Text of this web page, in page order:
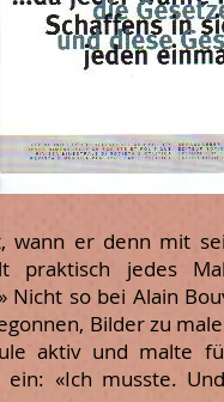
wann er denn mit
praktisch jedes
Nicht so bei Alain
Bilder zu
aktiv und malte
«Ich musste.